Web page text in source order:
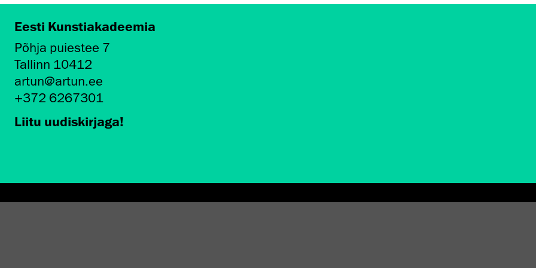
Eesti Kunstiakadeemia
Põhja puiestee 7
Tallinn 10412
artun@artun.ee
+372 6267301
Liitu uudiskirjaga!